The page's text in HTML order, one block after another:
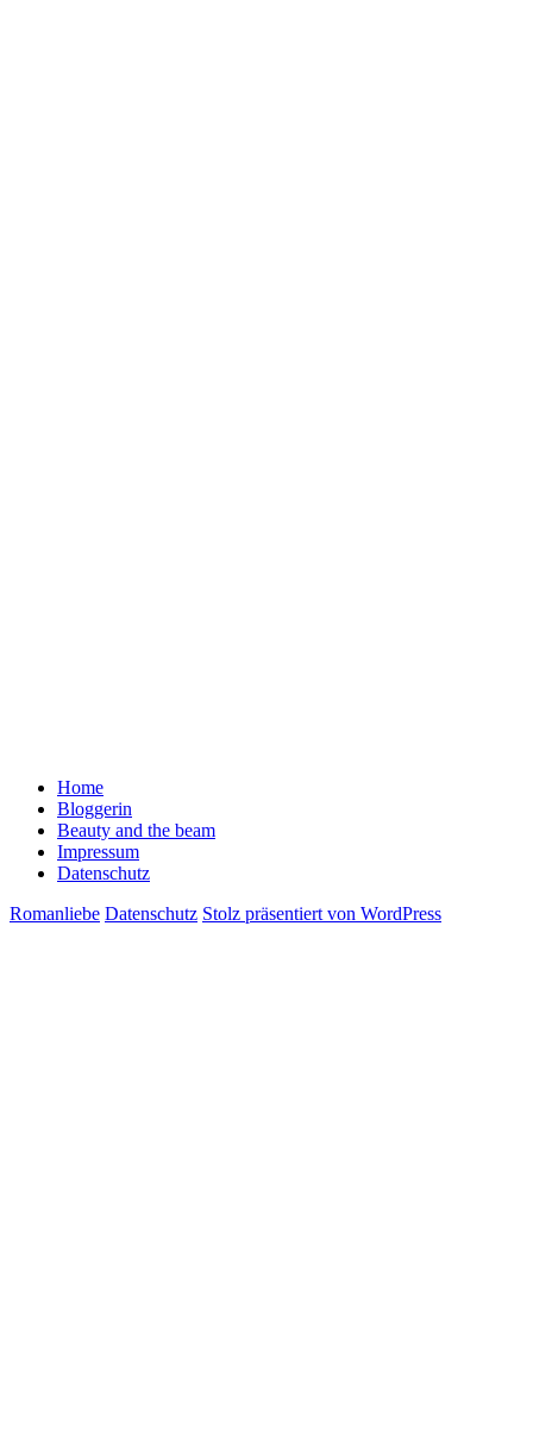
Home
Bloggerin
Beauty and the beam
Impressum
Datenschutz
Romanliebe Datenschutz Stolz präsentiert von WordPress